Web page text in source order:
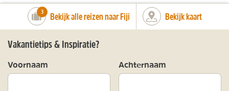
number_of_trips:
3 Bekijk alle reizen naar Fiji Bekijk kaart
Vakantietips & Inspiratie?
Voornaam Achternaam